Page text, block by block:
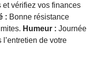
vérifiez vos finances
: Bonne résistance
Humeur : Journée
l’entretien de votre